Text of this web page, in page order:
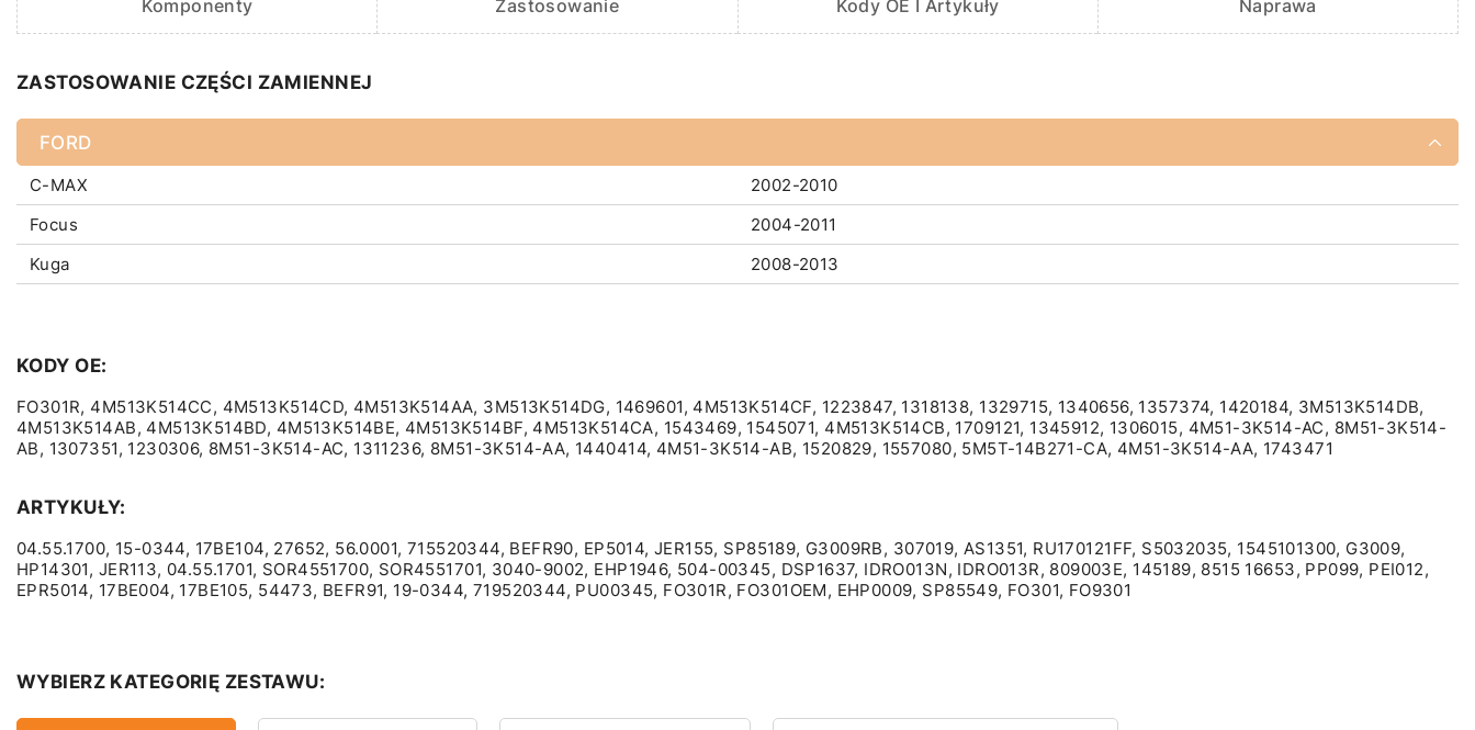
Komponenty Zastosowanie Kody OE I Artykuły Naprawa
ZASTOSOWANIE CZĘŚCI ZAMIENNEJ
FORD
C-MAX
2002-2010
Focus
2004-2011
Kuga
2008-2013
KODY OE:
FO301R, 4M513K514CC, 4M513K514CD, 4M513K514AA, 3M513K514DG, 1469601, 4M513K514CF, 1223847, 1318138, 1329715, 1340656, 1357374, 1420184, 3M513K514DB,
4M513K514AB, 4M513K514BD, 4M513K514BE, 4M513K514BF, 4M513K514CA, 1543469, 1545071, 4M513K514CB, 1709121, 1345912, 1306015, 4M51-3K514-AC, 8M51-3K514-
AB, 1307351, 1230306, 8M51-3K514-AC, 1311236, 8M51-3K514-AA, 1440414, 4M51-3K514-AB, 1520829, 1557080, 5M5T-14B271-CA, 4M51-3K514-AA, 1743471
ARTYKUŁY:
04.55.1700, 15-0344, 17BE104, 27652, 56.0001, 715520344, BEFR90, EP5014, JER155, SP85189, G3009RB, 307019, AS1351, RU170121FF, S5032035, 1545101300, G3009,
HP14301, JER113, 04.55.1701, SOR4551700, SOR4551701, 3040-9002, EHP1946, 504-00345, DSP1637, IDRO013N, IDRO013R, 809003E, 145189, 8515 16653, PP099, PEI012,
EPR5014, 17BE004, 17BE105, 54473, BEFR91, 19-0344, 719520344, PU00345, FO301R, FO301OEM, EHP0009, SP85549, FO301, FO9301
WYBIERZ KATEGORIĘ ZESTAWU: